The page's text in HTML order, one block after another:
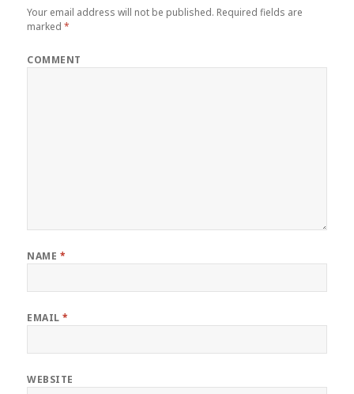
Your email address will not be published. Required fields are
marked*
COMMENT
NAME *
EMAIL*
WEBSITE